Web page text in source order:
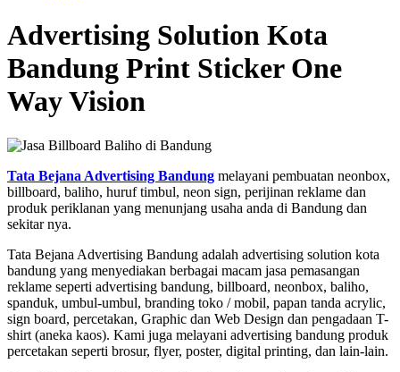
Advertising Solution Kota
Bandung Print Sticker One
Way Vision
Tata Bejana Advertising Bandung melayani pembuatan neonbox,
billboard, baliho, huruf timbul, neon sign, perijinan reklame dan
produk periklanan yang menunjang usaha anda di Bandung dan
sekitar nya.
Tata Bejana Advertising Bandung adalah advertising solution kota
bandung yang menyediakan berbagai macam jasa pemasangan
reklame seperti advertising bandung, billboard, neonbox, baliho,
spanduk, umbul-umbul, branding toko / mobil, papan tanda acrylic,
sign board, percetakan, Graphic dan Web Design dan pengadaan T-
shirt (aneka kaos). Kami juga melayani advertising bandung produk
percetakan seperti brosur, flyer, poster, digital printing, dan lain-lain.